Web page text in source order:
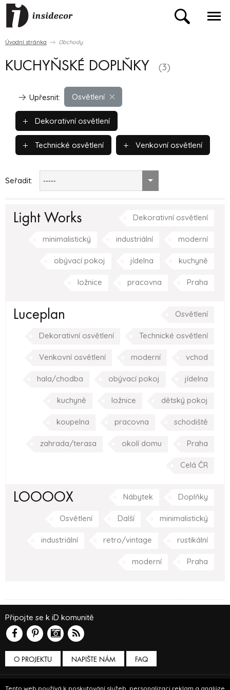
Tento web používá k poskytování služeb, personalizaci reklam a analýze
Úvodní stránka Obchody
KUCHYŇSKÉ DOPLŇKY (3)
Osvětlení
Upřesnit:
Dekorativní osvětlení
Technické osvětlení Venkovní osvětlení
Seřadit: -----
Light Works Dekorativní osvětlení
minimalistický industriální moderní
obývací pokoj jídelna kuchyně
ložnice pracovna Praha
Luceplan Osvětlení
Dekorativní osvětlení Technické osvětlení
Venkovní osvětlení moderní vchod
hala/chodba obývací pokoj jídelna
kuchyně ložnice dětský pokoj
koupelna pracovna schodiště
zahrada/terasa okolí domu Praha
Celá ČR
LOOOOX Nábytek Doplňky
Osvětlení Další minimalistický
industriální retro/vintage rustikální
moderní Praha
O PROJEKTU NAPIŠTE NÁM
Připojte se k iD komunitě
FAQ
Podmínky používání